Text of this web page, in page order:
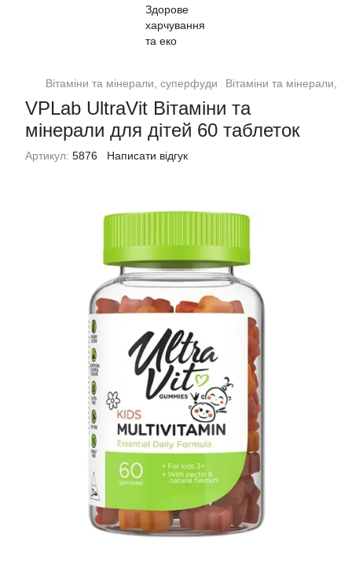
Вітаміни та мінерали, суперфуди Вітаміни та мінерали,
VPLab UltraVit Вітаміни та
мінерали для дітей 60 таблеток
Артикул: 5876 Написати відгук